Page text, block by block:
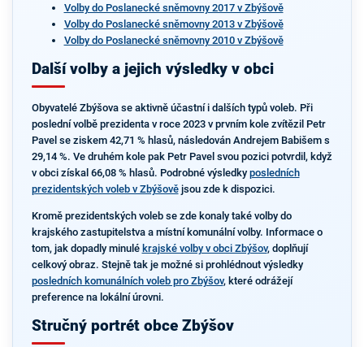
Volby do Poslanecké sněmovny 2017 v Zbýšově
Volby do Poslanecké sněmovny 2013 v Zbýšově
Volby do Poslanecké sněmovny 2010 v Zbýšově
Další volby a jejich výsledky v obci
Obyvatelé Zbýšova se aktivně účastní i dalších typů voleb. Při
poslední volbě prezidenta v roce 2023 v prvním kole zvítězil Petr
Pavel se ziskem 42,71 % hlasů, následován Andrejem Babišem s
29,14 %. Ve druhém kole pak Petr Pavel svou pozici potvrdil, když
v obci získal 66,08 % hlasů. Podrobné výsledky posledních
prezidentských voleb v Zbýšovějsou zde k dispozici.
Kromě prezidentských voleb se zde konaly také volby do
krajského zastupitelstva a místní komunální volby. Informace o
tom, jak dopadly minulé krajské volby v obci Zbýšov, doplňují
celkový obraz. Stejně tak je možné si prohlédnout výsledky
posledních komunálních voleb pro Zbýšov, které odrážejí
preference na lokální úrovni.
Stručný portrét obce Zbýšov